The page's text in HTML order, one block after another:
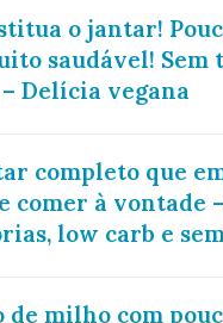
o jantar!
saudável! Sem
Delícia vegana
completo que
comer à vontade
low carb e
de milho com